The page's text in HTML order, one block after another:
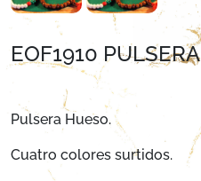
EOF1910 PULSERA
Pulsera Hueso.
Cuatro colores surtidos.